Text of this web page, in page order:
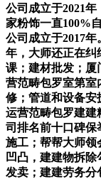
公司成立于2021
家粉饰一直100%
公司成立于2017
年，大师还正在纠
课；建材批发；厦
营范畴包罗室第室
修；管道和设备安
运营范畴包罗建建
司排名前十口碑保
施工；帮帮大师领
凹凸，建建物拆
发卖；建建劳务分